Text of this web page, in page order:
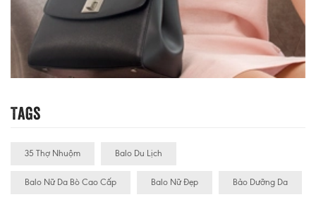
Tags
35 Thợ Nhuộm Balo Du Lịch
Balo Nữ Da Bò Cao Cấp Balo Nữ Đẹp Bảo Dưỡng Da